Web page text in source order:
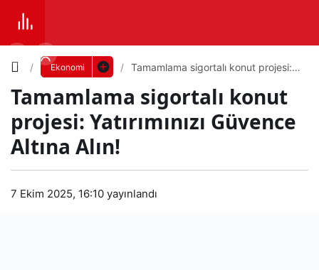
Ekonomi
Tamamlama sigortalı konut projesi:
Tamamlama sigortalı konut
projesi: Yatırımınızı Güvence
Altına Alın!
7 Ekim 2025, 16:10 yayınlandı
Tam
aml
Yazı
Boyutunu
Ayarla
0 PAYLAŞ